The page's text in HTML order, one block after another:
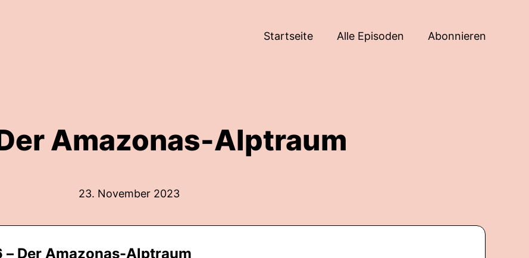
Startseite Alle Episoden Abonnieren
Amazonas-Alptraum
23. November 2023